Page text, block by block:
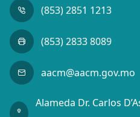
(853) 2851 1213
(853) 2833 8089
aacm@aacm.gov.mo
Alameda Dr. Carlos